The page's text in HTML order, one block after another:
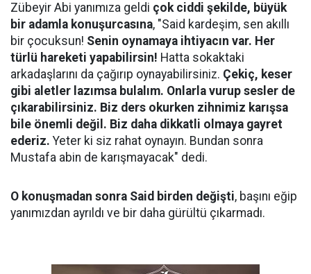
Zübeyir Abi yanımıza geldi çok ciddi şekilde, büyük
bir adamla konuşurcasına, "Said kardeşim, sen akıllı
bir çocuksun! Senin oynamaya ihtiyacın var. Her
türlü hareketi yapabilirsin! Hatta sokaktaki
arkadaşlarını da çağırıp oynayabilirsiniz. Çekiç, keser
gibi aletler lazımsa bulalım. Onlarla vurup sesler de
çıkarabilirsiniz. Biz ders okurken zihnimiz karışsa
bile önemli değil. Biz daha dikkatli olmaya gayret
ederiz. Yeter ki siz rahat oynayın. Bundan sonra
Mustafa abin de karışmayacak" dedi.
O konuşmadan sonra Said birden değişti, başını eğip
yanımızdan ayrıldı ve bir daha gürültü çıkarmadı.